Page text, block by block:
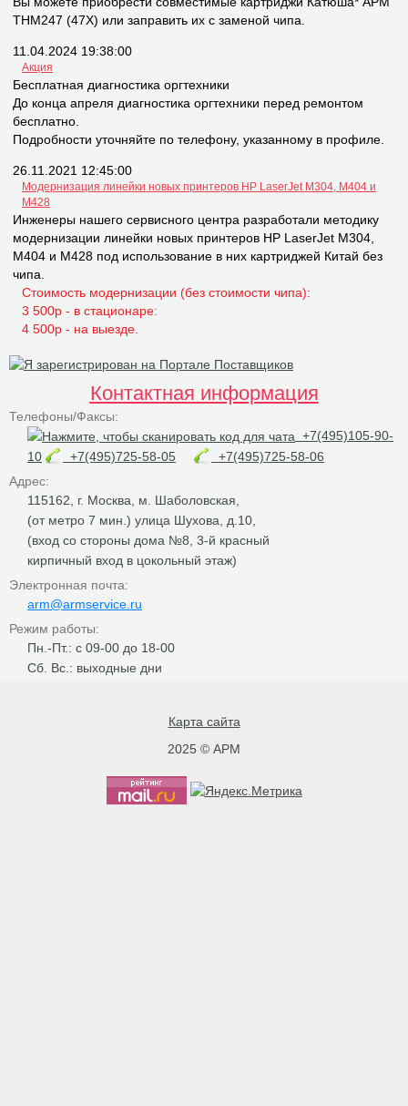
THM247 (47X) или заправить их с заменой чипа.
11.04.2024 19:38:00
Акция
Бесплатная диагностика оргтехники
До конца апреля диагностика оргтехники перед ремонтом
бесплатно.
Подробности уточняйте по телефону, указанному в профиле.
26.11.2021 12:45:00
Модернизация линейки новых принтеров НР LaserJet M304, M404 и
M428
Инженеры нашего сервисного центра разработали методику
модернизации линейки новых принтеров НР LaserJet M304,
M404 и M428 под использование в них картриджей Китай без
чипа.
Стоимость модернизации (без стоимости чипа):
3 500р - в стационаре:
4 500р - на выезде.
Контактная информация
Телефоны/Факсы:
+7(495)105-90-
10
+7(495)725-58-05
+7(495)725-58-06
Адрес:
115162, г. Москва, м. Шаболовская,
(от метро 7 мин.) улица Шухова, д.10,
(вход со стороны дома №8, 3-й красный
кирпичный вход в цокольный этаж)
Электронная почта:
arm@armservice.ru
Режим работы:
Пн.-Пт.: с 09-00 до 18-00
Сб. Вс.: выходные дни
Карта сайта
2025 © АРМ